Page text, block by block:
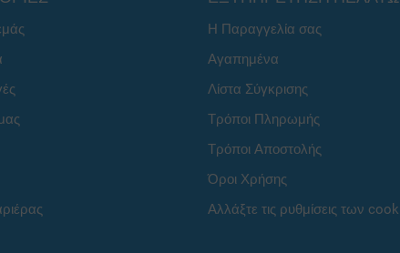
Η Παραγγελία σας
Αγαπημένα
Λίστα Σύγκρισης
Τρόποι Πληρωμής
Τρόποι Αποστολής
Όροι Χρήσης
Αλλάξτε τις ρυθμίσεις των